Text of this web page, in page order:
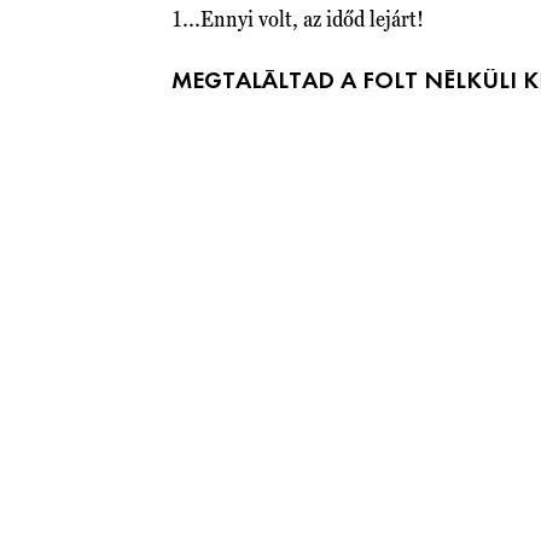
1...Ennyi volt, az időd lejárt!
MEGTALÁLTAD A FOLT NÉLKÜLI